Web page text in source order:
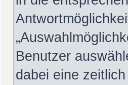
Benutzer
dabei eine